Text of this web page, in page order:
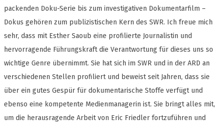
packenden Doku-Serie bis zum investigativen Dokumentarfilm –
Dokus gehören zum publizistischen Kern des SWR. Ich freue mich
sehr, dass mit Esther Saoub eine profilierte Journalistin und
hervorragende Führungskraft die Verantwortung für dieses uns so
wichtige Genre übernimmt. Sie hat sich im SWR und in der ARD an
verschiedenen Stellen profiliert und beweist seit Jahren, dass sie
über ein gutes Gespür für dokumentarische Stoffe verfügt und
ebenso eine kompetente Medienmanagerin ist. Sie bringt alles mit,
um die herausragende Arbeit von Eric Friedler fortzuführen und